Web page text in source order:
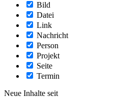
Bild
Datei
Link
Nachricht
Person
Projekt
Seite
Termin
Neue Inhalte seit